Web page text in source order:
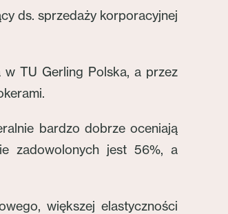
ds. sprzedaży korporacyjnej
w TU Gerling Polska, a przez
bardzo dobrze oceniają
zadowolonych jest 56%, a
większej elastyczności